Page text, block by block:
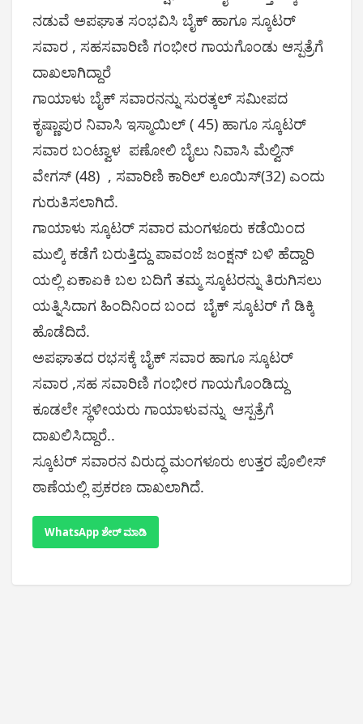
ನಡುವೆ ಅಪಘಾತ ಸಂಭವಿಸಿ ಬೈಕ್ ಹಾಗೂ ಸ್ಕೂಟರ್
ಸವಾರ , ಸಹಸವಾರಿಣಿ ಗಂಭೀರ ಗಾಯಗೊಂಡು ಆಸ್ಪತ್ರೆಗೆ
ದಾಖಲಾಗಿದ್ದಾರೆ
ಗಾಯಾಳು ಬೈಕ್ ಸವಾರನನ್ನು ಸುರತ್ಕಲ್ ಸಮೀಪದ
ಕೃಷ್ಣಾಪುರ ನಿವಾಸಿ ಇಸ್ಮಾಯಿಲ್ ( 45) ಹಾಗೂ ಸ್ಕೂಟರ್
ಸವಾರ ಬಂಟ್ವಾಳ ಪಣೋಲಿ ಬೈಲು ನಿವಾಸಿ ಮೆಲ್ವಿನ್
ವೇಗಸ್ (48) , ಸವಾರಿಣಿ ಕಾರಿಲ್ ಲೂಯಿಸ್(32) ಎಂದು
ಗುರುತಿಸಲಾಗಿದೆ.
ಗಾಯಾಳು ಸ್ಕೂಟರ್ ಸವಾರ ಮಂಗಳೂರು ಕಡೆಯಿಂದ
ಮುಲ್ಕಿ ಕಡೆಗೆ ಬರುತ್ತಿದ್ದು ಪಾವಂಜೆ ಜಂಕ್ಷನ್ ಬಳಿ ಹೆದ್ದಾರಿ
ಯಲ್ಲಿ ಏಕಾಏಕಿ ಬಲ ಬದಿಗೆ ತಮ್ಮ ಸ್ಕೂಟರನ್ನು ತಿರುಗಿಸಲು
ಯತ್ನಿಸಿದಾಗ ಹಿಂದಿನಿಂದ ಬಂದ ಬೈಕ್ ಸ್ಕೂಟರ್ ಗೆ ಡಿಕ್ಕಿ
ಹೊಡೆದಿದೆ.
ಅಪಘಾತದ ರಭಸಕ್ಕೆ ಬೈಕ್ ಸವಾರ ಹಾಗೂ ಸ್ಕೂಟರ್
ಸವಾರ ,ಸಹ ಸವಾರಿಣಿ ಗಂಭೀರ ಗಾಯಗೊಂಡಿದ್ದು
ಕೂಡಲೇ ಸ್ಥಳೀಯರು ಗಾಯಾಳುವನ್ನು ಆಸ್ಪತ್ರೆಗೆ
ದಾಖಲಿಸಿದ್ದಾರೆ..
ಸ್ಕೂಟರ್ ಸವಾರನ ವಿರುದ್ಧ ಮಂಗಳೂರು ಉತ್ತರ ಪೊಲೀಸ್
ಠಾಣೆಯಲ್ಲಿ ಪ್ರಕರಣ ದಾಖಲಾಗಿದೆ.
WhatsApp ಶೇರ್ ಮಾಡಿ